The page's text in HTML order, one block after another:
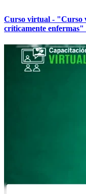
Curso virtual - "Curso
críticamente enfermas"